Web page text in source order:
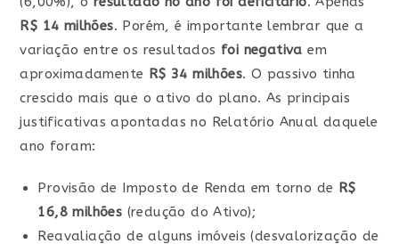
R$ 14 milhões. Porém, é importante lembrar que a
variação entre os resultados foi negativa em
aproximadamente R$ 34 milhões. O passivo tinha
crescido mais que o ativo do plano. As principais
justificativas apontadas no Relatório Anual daquele
ano foram:
Provisão de Imposto de Renda em torno de R$
16,8 milhões (redução do Ativo);
Reavaliação de alguns imóveis (desvalorização de